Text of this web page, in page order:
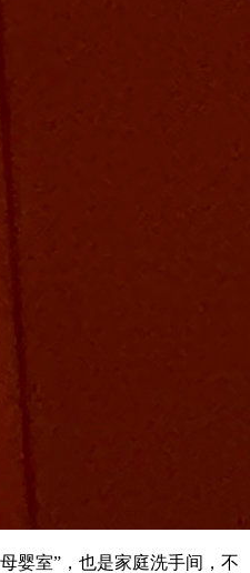
婴室”，也是家庭洗手间，不